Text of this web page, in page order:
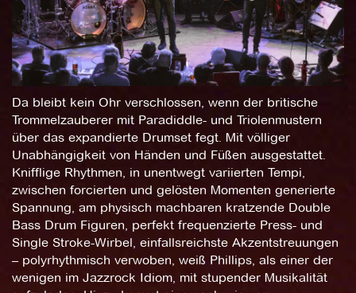
Da bleibt kein Ohr verschlossen, wenn der britische
Trommelzauberer mit Paradiddle- und Triolenmustern
über das expandierte Drumset fegt. Mit völliger
Unabhängigkeit von Händen und Füßen ausgestattet.
Knifflige Rhythmen, in unentwegt variierten Tempi,
zwischen forcierten und gelösten Momenten generierte
Spannung, am physisch machbaren kratzende Double
Bass Drum Figuren, perfekt frequenzierte Press- und
Single Stroke-Wirbel, einfallsreichste Akzentstreuungen
– polyrhythmisch verwoben, weiß Phillips, als einer der
wenigen im Jazzrock Idiom, mit stupender Musikalität